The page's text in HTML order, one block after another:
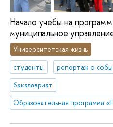
Начало учебы на
муниципальное
Университетская жизнь
студенты
репортаж о
бакалавриат